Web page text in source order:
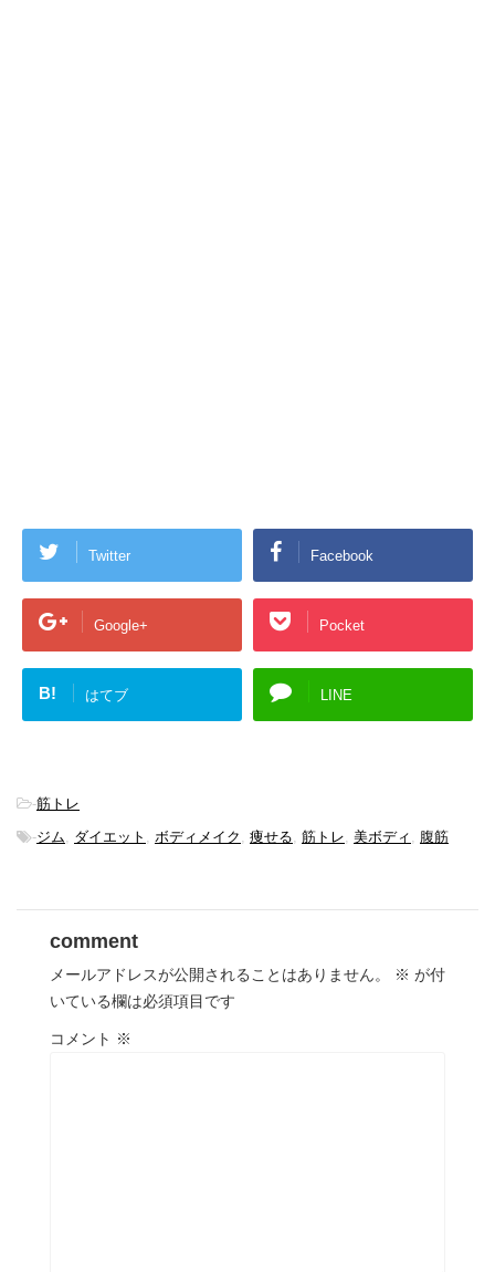
Twitter Facebook
Google+ Pocket
B! はてブ LINE
-筋トレ
-ジム, ダイエット , ボディメイク , 痩せる, 筋トレ, 美ボディ , 腹筋
comment
メールアドレスが公開されることはありません。 ※ が付
いている欄は必須項目です
コメント ※